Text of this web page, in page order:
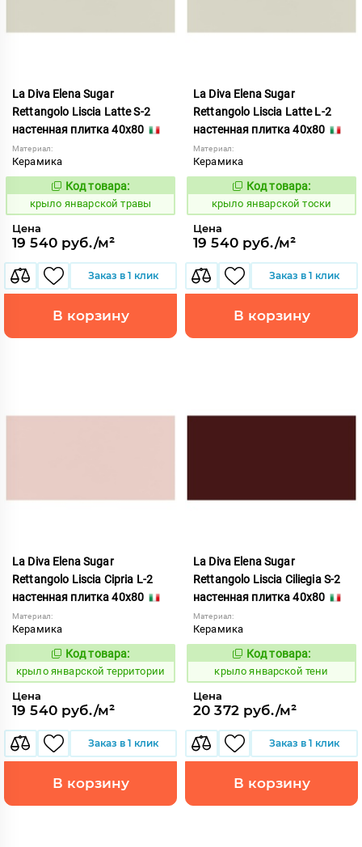
La Diva Elena Sugar
Rettangolo Liscia Latte S-2
настенная плитка 40x80
Материал:
Керамика
843482
Код товара:
крыло январской травы
Цена
19 540 руб./м²
Заказ в 1 клик
В корзину
La Diva Elena Sugar
Rettangolo Liscia Latte L-2
настенная плитка 40x80
Материал:
Керамика
843481
Код товара:
крыло январской тоски
Цена
19 540 руб./м²
Заказ в 1 клик
В корзину
La Diva Elena Sugar
Rettangolo Liscia Cipria L-2
настенная плитка 40x80
Материал:
Керамика
843479
Код товара:
крыло январской территории
Цена
19 540 руб./м²
Заказ в 1 клик
В корзину
La Diva Elena Sugar
Rettangolo Liscia Ciliegia S-2
настенная плитка 40x80
Материал:
Керамика
843478
Код товара:
крыло январской тени
Цена
20 372 руб./м²
Заказ в 1 клик
В корзину